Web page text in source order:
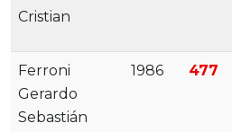
Cristian
Ferroni
Gerardo
Sebastián
1986 477